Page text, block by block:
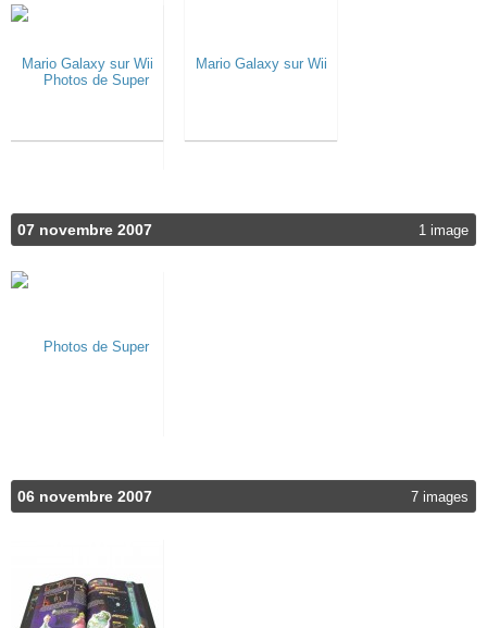
07 novembre 2007 1 image
06 novembre 2007 7 images